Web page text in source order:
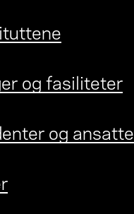
og fasiliteter
og ansatte